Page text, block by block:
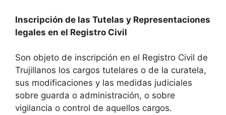
Inscripción de las Tutelas y Representaciones
legales en el Registro Civil
Son objeto de inscripción en el Registro Civil de
Trujillanos los cargos tutelares o de la curatela,
sus modificaciones y las medidas judiciales
sobre guarda o administración, o sobre
vigilancia o control de aquellos cargos.